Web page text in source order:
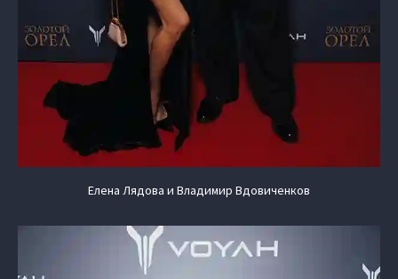
Елена Лядова и Владимир Вдовиченков